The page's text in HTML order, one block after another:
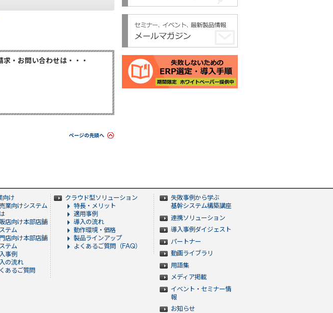
・お問い合わせは・・・
ページの先頭へ
向け
業向けシステム
店向け本部店舗
テム
店向け本部店舗
テム
事例
の流れ
あるご質問
クラウド型ソリューション
特長・メリット
適用事例
導入の流れ
動作環境・価格
製品ラインアップ
よくあるご質問（FAQ）
失敗事例から学ぶ
基幹システム構築講座
連携ソリューション
導入事例ダイジェスト
パートナー
動画ライブラリ
用語集
メディア掲載
イベント・セミナー情
報
お知らせ